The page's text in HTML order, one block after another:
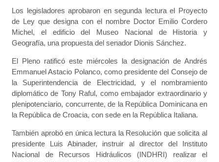
Los legisladores aprobaron en segunda lectura el Proyecto
de Ley que designa con el nombre Doctor Emilio Cordero
Michel, el edificio del Museo Nacional de Historia y
Geografía, una propuesta del senador Dionis Sánchez.
El Pleno ratificó este miércoles la designación de Andrés
Emmanuel Astacio Polanco, como presidente del Consejo de
la Superintendencia de Electricidad, y el nombramiento
diplomático de Tony Raful, como embajador extraordinario y
plenipotenciario, concurrente, de la República Dominicana en
la República de Croacia, con sede en la República Italiana.
También aprobó en única lectura la Resolución que solicita al
presidente Luis Abinader, instruir al director del Instituto
Nacional de Recursos Hidráulicos (INDHRI) realizar el